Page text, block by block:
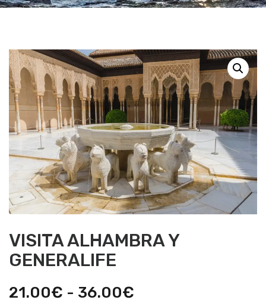
VISITA ALHAMBRA Y
GENERALIFE
21.00€ - 36.00€